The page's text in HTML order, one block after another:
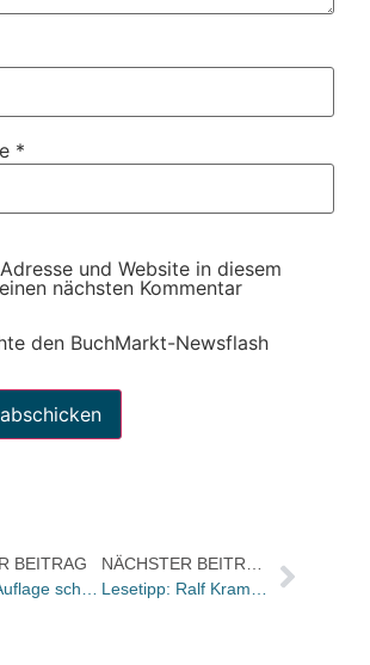
*
und Website in diesem
nächsten Kommentar
den BuchMarkt-Newsflash
BEITRAG